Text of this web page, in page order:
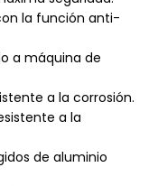
la función anti-
a máquina de
a la corrosión.
a la
de aluminio